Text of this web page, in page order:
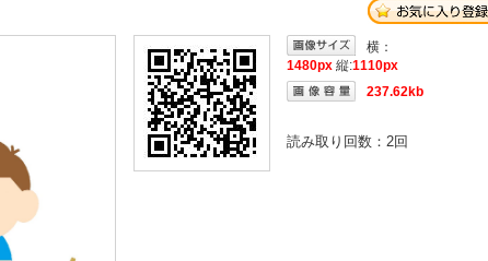
横：
1480px 縦:1110px
237.62kb
読み取り回数： 2回